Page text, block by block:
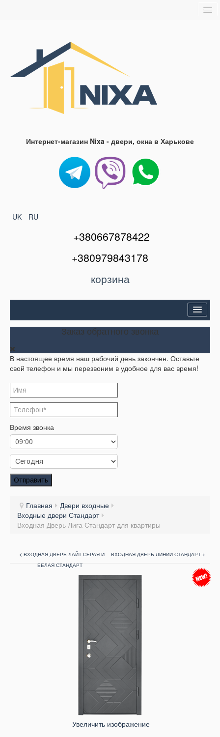
Контакты
Интернет-магазин Nixa - двери, окна в Харькове
UK RU
+380667878422
+380979843178
корзина
Двери входные
Окна и балконы
Кондиционеры
Акции
Корзина
Заказать звонок
Заказ обратного звонка
Заказ обратного звонка
В настоящее время наш рабочий день закончен. Оставьте
свой телефон и мы перезвоним в удобное для вас время!
Время звонка
Отправить
Главная
Двери входные
Входные двери Стандарт
Входная Дверь Лига Стандарт для квартиры
< ВХОДНАЯ ДВЕРЬ ЛАЙТ СЕРАЯ И
БЕЛАЯ СТАНДАРТ
ВХОДНАЯ ДВЕРЬ ЛИНИИ СТАНДАРТ >
Увеличить изображение